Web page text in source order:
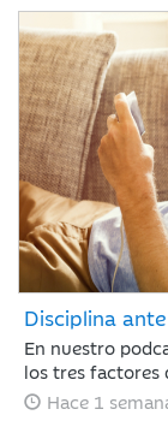
Disciplina
En nuestro
los tres factores
a su segunda
Hace 1